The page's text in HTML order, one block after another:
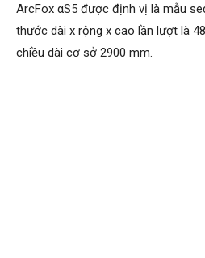
ArcFox αS5 được định vị là mẫu
thước dài x rộng x cao lần lượt là
chiều dài cơ sở 2900 mm.